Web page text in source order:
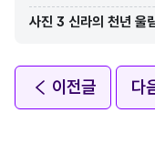
사진 3 신라의 천년 울
이전글 다